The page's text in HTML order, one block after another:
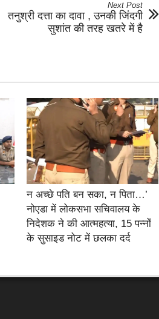
Next Post
तनुश्री दत्ता का दावा , उनकी जिंदगी
सुशांत की तरह खतरे में है
न अच्छे पति बन सका, न पिता…’
नोएडा में लोकसभा सचिवालय के
निदेशक ने की आत्महत्या, 15 पन्नों
के सुसाइड नोट में छलका दर्द